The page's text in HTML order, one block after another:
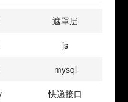
遮罩层
js
mysql
快递接口